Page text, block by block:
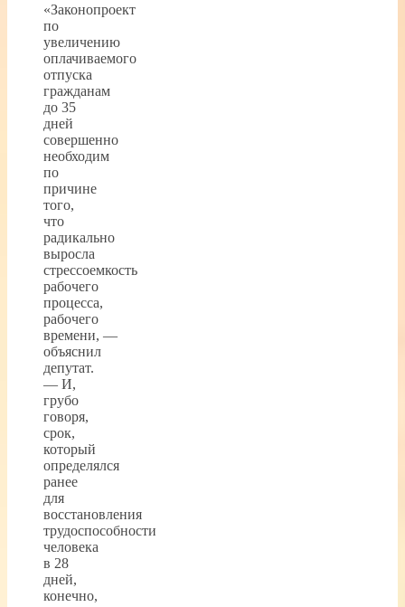
«Законопроект
по
увеличению
оплачиваемого
отпуска
гражданам
до 35
дней
совершенно
необходим
по
причине
того,
что
радикально
выросла
стрессоемкость
рабочего
процесса,
рабочего
времени, —
объяснил
депутат.
— И,
грубо
говоря,
срок,
который
определялся
ранее
для
восстановления
трудоспособности
человека
в 28
дней,
конечно,